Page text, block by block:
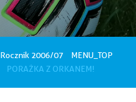
Rocznik 2006/07
MENU_TOP
PORAŻKA Z ORKANEM!